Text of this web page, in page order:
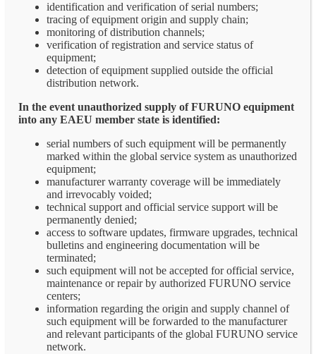
identification and verification of serial numbers;
tracing of equipment origin and supply chain;
monitoring of distribution channels;
verification of registration and service status of
equipment;
detection of equipment supplied outside the official
distribution network.
In the event unauthorized supply of FURUNO equipment
into any EAEU member state is identified:
serial numbers of such equipment will be permanently
marked within the global service system as unauthorized
equipment;
manufacturer warranty coverage will be immediately
and irrevocably voided;
technical support and official service support will be
permanently denied;
access to software updates, firmware upgrades, technical
bulletins and engineering documentation will be
terminated;
such equipment will not be accepted for official service,
maintenance or repair by authorized FURUNO service
centers;
information regarding the origin and supply channel of
such equipment will be forwarded to the manufacturer
and relevant participants of the global FURUNO service
network.